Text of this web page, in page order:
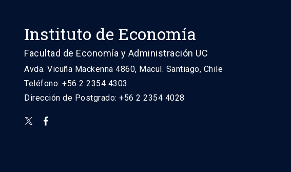
Instituto de Economía
Facultad de Economía y Administración UC
Avda. Vicuña Mackenna 4860, Macul. Santiago, Chile
Teléfono: +56 2 2354 4303
Dirección de Postgrado: +56 2 2354 4028